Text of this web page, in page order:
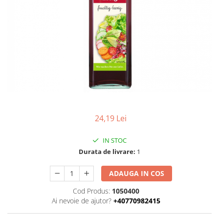
Sare si mixuri de sare
Dulceata si creme bio
Compoturi bio
24,19 Lei
IN STOC
Durata de livrare: 1
ADAUGA IN COS
Cod Produs: 1050400
Ai nevoie de ajutor? +40770982415